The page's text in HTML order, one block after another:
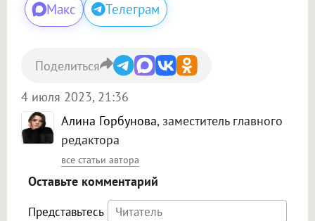
Макс Телеграм
Алина Горбунова, заместитель главного
редактора
все статьи автора
4 июля 2023, 21:36
Поделиться
Оставьте комментарий
Представьтесь